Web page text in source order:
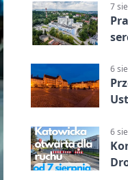
7
6
6